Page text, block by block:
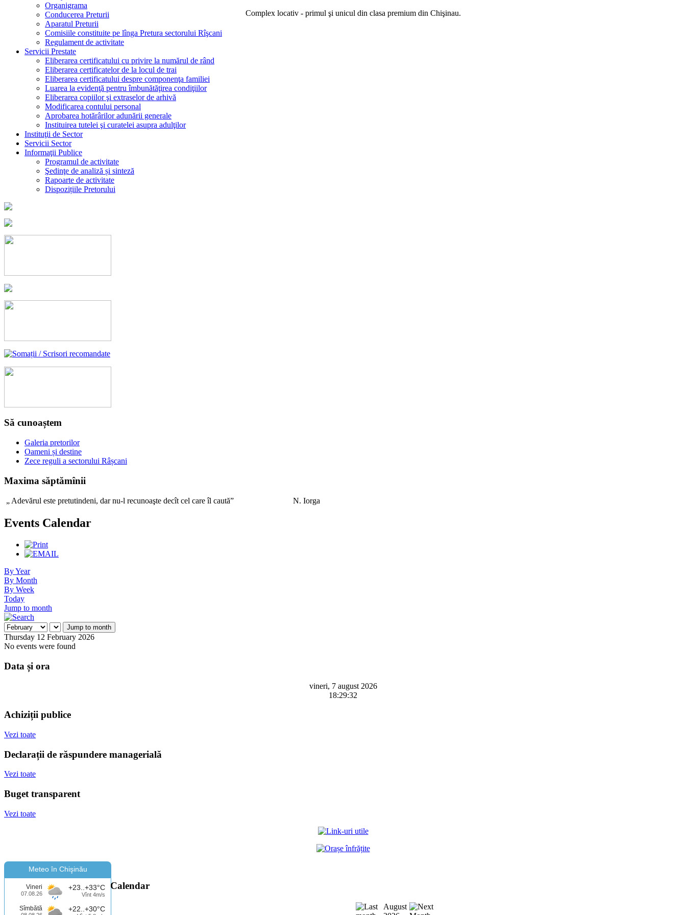
Complex locativ - primul şi unicul din clasa premium din Chişinau.
Organigrama
Conducerea Preturii
Aparatul Preturii
Comisiile constituite pe lînga Pretura sectorului Rîşcani
Regulament de activitate
Servicii Prestate
Eliberarea certificatului cu privire la numărul de rând
Eliberarea certificatelor de la locul de trai
Eliberarea certificatului despre componenţa familiei
Luarea la evidenţă pentru îmbunătăţirea condiţiilor
Eliberarea copiilor şi extraselor de arhivă
Modificarea contului personal
Aprobarea hotărârilor adunării generale
Instituirea tutelei şi curatelei asupra adulţilor
Instituţii de Sector
Servicii Sector
Informaţii Publice
Programul de activitate
Şedinţe de analiză și sinteză
Rapoarte de activitate
Dispozițiile Pretorului
Să cunoaștem
Galeria pretorilor
Oameni și destine
Zece reguli a sectorului Râșcani
Maxima săptămînii
„ Adevărul este pretutindeni, dar nu-l recunoaşte decît cel care îl caută” N. Iorga
Events Calendar
By Year
By Month
By Week
Today
Jump to month
Jump to month
Thursday 12 February 2026
No events were found
Data și ora
vineri, 7 august 2026
18:29:32
Achiziții publice
Vezi toate
Declarații de răspundere managerială
Vezi toate
Buget transparent
Vezi toate
Meteo în Chişinău
Vineri
07.08.26
+23..+33°C
Vînt 4m/s
Sîmbătă +22..+30°C
Calendar
August